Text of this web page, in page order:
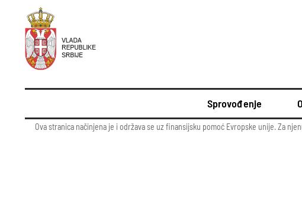
Sprovođenje
Ova stranica načinjena je i održava se uz finansijsku pomoć Evropske unije. Za